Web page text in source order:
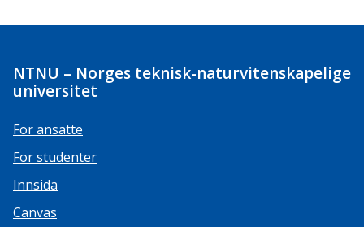
NTNU – Norges teknisk-naturvitenskapelige
universitet
For ansatte
For studenter
Innsida
Canvas